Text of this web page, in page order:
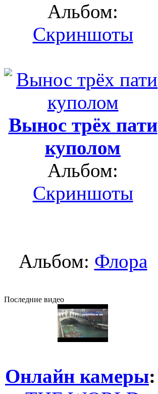
Альбом:
Скриншоты
Вынос трёх пати
куполом
Альбом:
Скриншоты
Альбом: Флора
Последние видео
Онлайн камеры: